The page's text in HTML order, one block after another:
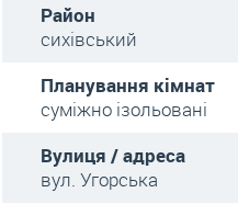
Район
сихівський
Планування кімнат
суміжно ізольовані
Вулиця / адреса
вул. Угорська